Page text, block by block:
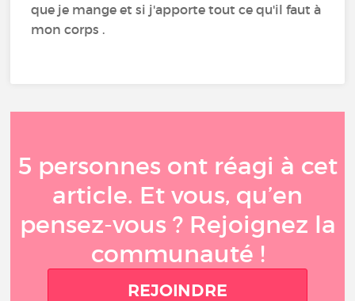
que je mange et si j'apporte tout ce qu'il faut à
mon corps .
5 personnes ont réagi à cet
article. Et vous, qu’en
pensez-vous ? Rejoignez la
communauté !
REJOINDRE